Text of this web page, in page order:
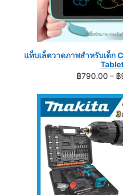
แท็บเล็ตวาดภาพสำหรับเด็ก
฿790.00 – ฿